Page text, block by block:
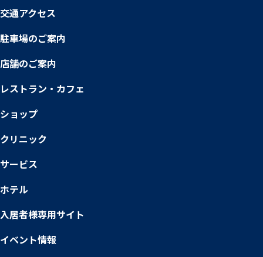
交通アクセス
駐車場のご案内
店舗のご案内
レストラン・カフェ
ショップ
クリニック
サービス
ホテル
入居者様専用サイト
イベント情報